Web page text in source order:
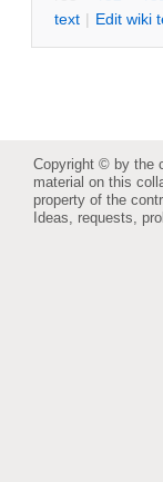
text | Edit wiki
Copyright © by the
material on this
property of the
Ideas, requests,